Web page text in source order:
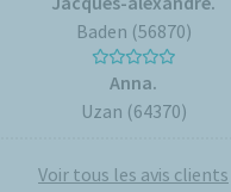
Baden (56870)
Anna.
Uzan (64370)
Voir tous les avis clients